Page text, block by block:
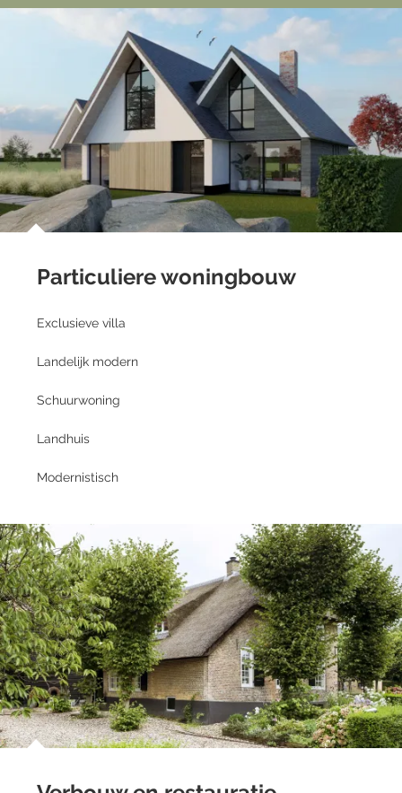
Particuliere woningbouw
Exclusieve villa
Landelijk modern
Schuurwoning
Landhuis
Modernistisch